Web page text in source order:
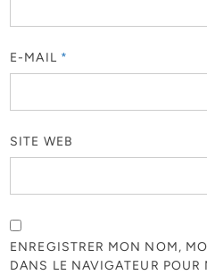
E-MAIL *
SITE WEB
ENREGISTRER MON NOM,
DANS LE NAVIGATEUR